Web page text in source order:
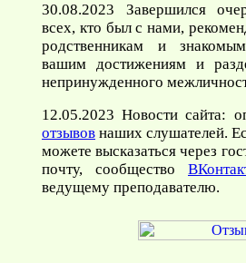
30.08.2023 Завершился
всех, кто был с нами,
родственникам и
вашим достижениям и
непринужденного
12.05.2023 Новости сайта:
отзывов наших слушателей.
можете высказаться через
почту, сообщество
ведущему преподавателю.